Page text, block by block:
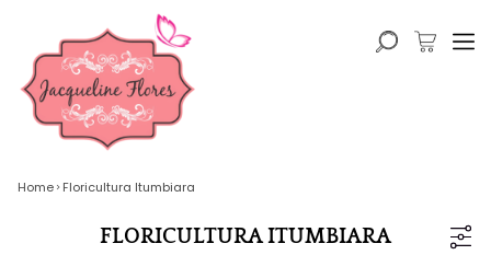
Home Floricultura Itumbiara
FLORICULTURA ITUMBIARA